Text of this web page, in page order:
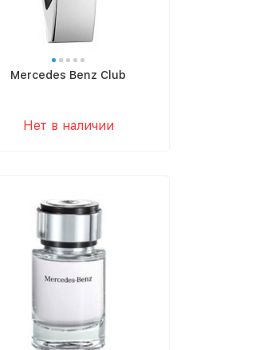
Mercedes Benz Club
Нет в наличии